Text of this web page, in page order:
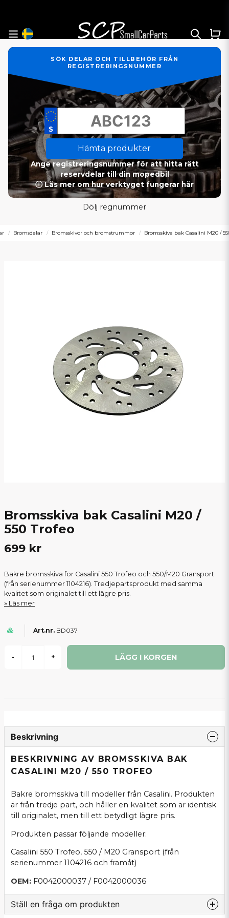
SÖK DELAR OCH TILLBEHÖR FRÅN
REGISTRERINGSNUMMER
Hämta produkter
Ange registreringsnummer för att hitta rätt
reservdelar till din mopedbil
ⓘ Läs mer om hur verktyget fungerar här
Dölj regnummer
Bromsdelar Bromsskivor och bromstrummor Bromsskiva bak Casalini M20 /
Bromsskiva bak Casalini M20 /
550 Trofeo
699 kr
Bakre bromsskiva för Casalini 550 Trofeo och 550/M20 Gransport
(från serienummer 1104216). Tredjepartsprodukt med samma
kvalitet som originalet till ett lägre pris.
Läs mer
BD037
- + LÄGG I KORGEN
Beskrivning
BESKRIVNING AV BROMSSKIVA BAK
CASALINI M20 / 550 TROFEO
Bakre bromsskiva till modeller från Casalini. Produkten
är från tredje part, och håller en kvalitet som är identisk
till originalet, men till ett betydligt lägre pris.
Produkten passar följande modeller:
Casalini 550 Trofeo, 550 / M20 Gransport (från
serienummer 1104216 och framåt)
OEM: F0042000037 / F0042000036
Ställ en fråga om produkten